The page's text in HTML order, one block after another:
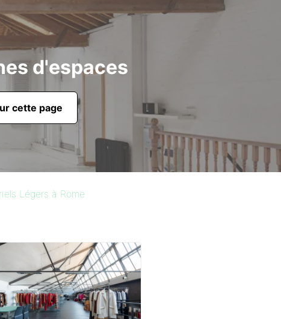
d'espaces
cette page
Légers à Rome